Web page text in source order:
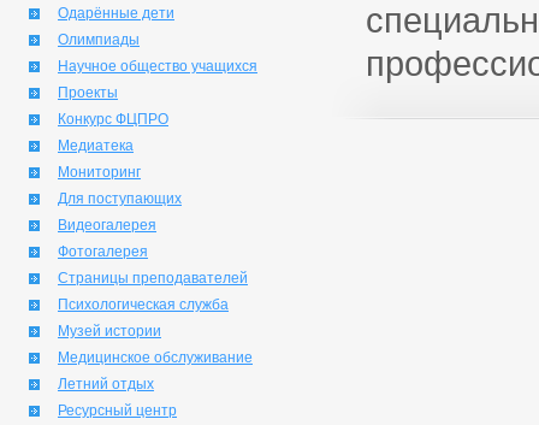
Одарённые дети
Олимпиады
Научное общество учащихся
Проекты
Конкурс ФЦПРО
Медиатека
Мониторинг
Для поступающих
Видеогалерея
Фотогалерея
Страницы преподавателей
Психологическая служба
Музей истории
Медицинское обслуживание
Летний отдых
Ресурсный центр